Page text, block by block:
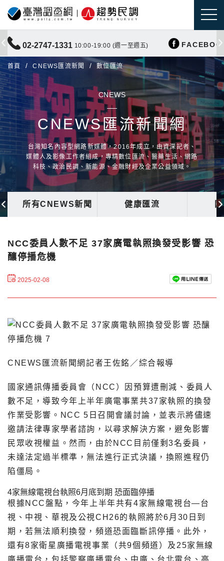
02-2747-1331 10:00-19:00 (週一至週五)
首頁 CNEWS匯流新聞 數位匯流
CNEWS
CNEWS匯流新聞網
台灣知名內容型網路新媒體，2016年成立，由資深記者、
媒體人及影像工作者組成，專精數位匯流、醫藥生活、網路
科技、政治民調、新能源、金融財經及企業公益領域。
所有CNEWS新聞 健康匯流
NCC委員人數不足 37家廣電執照換發受影響 恐
釀停播危機
2025-02-08
CNEWS匯流新聞網記者王佐銘／綜合報導
國家通訊傳播委員會（NCC）因預算遭刪減、委員人
數不足，導致今年上半年廣電事業共37家執照的換發
作業受影響。NCC 5日召開會議討論，並表示將儘速
邀請法律專家學者諮詢，以尋求解決方案，避免影響
民眾收視權益。然而，由於NCC目前僅剩3名委員，
未達法定過半標準，無法進行正式決議，換照進程仍
陷僵局。
4家無線電視台執照6月底到期 恐面臨停播
根據NCC盤點，今年上半年共有4家無線電視台—台
視、中視、華視及公視CH26的執照將於6月30日到
期，若無法順利換發，頻道恐面臨斷訊停播。此外，
還有8家衛星廣播電視事業（共9個頻道）及25家無線
廣播電台，包括警察廣播電台、中廣、台北電台、高